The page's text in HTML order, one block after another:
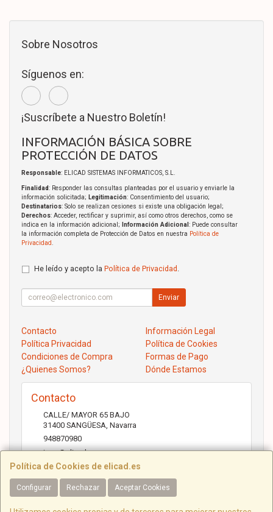
Política de Cookies de elicad.es
Configurar Rechazar Aceptar Cookies
Sobre Nosotros
Síguenos en:
¡Suscríbete a Nuestro Boletín!
INFORMACIÓN BÁSICA SOBRE
PROTECCIÓN DE DATOS
Responsable: ELICAD SISTEMAS INFORMATICOS, S.L.
Finalidad: Responder las consultas planteadas por el usuario y enviarle la
información solicitada; Legitimación: Consentimiento del usuario;
Destinatarios: Solo se realizan cesiones si existe una obligación legal;
Derechos: Acceder, rectificar y suprimir, así como otros derechos, como se
indica en la información adicional;
Información Adicional : Puede consultar
la información completa de Protección de Datos en nuestra Política de
Privacidad
He leído y acepto la Política de Privacidad
Enviar
Contacto
Información Legal
Política Privacidad
Política de Cookies
Condiciones de Compra
Formas de Pago
¿Quienes Somos?
Dónde Estamos
Contacto
CALLE/ MAYOR 65 BAJO
31400 SANGÜESA Navarra
948870980
jose@elicad.com
Horario
Lunes a Viernes 9:30 a 20:00 Sábados 10.00 a 14.00